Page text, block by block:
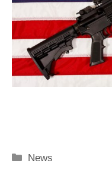
Categorie
News